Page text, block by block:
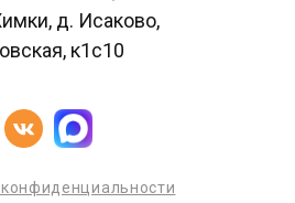
д. Исаково,
к1с10